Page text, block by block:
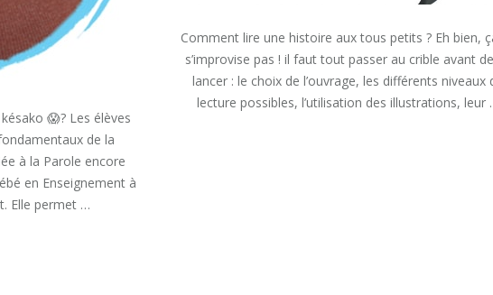
😱? Les élèves
de la
à la Parole encore
en Enseignement à
Elle permet …
Comment lire une histoire aux tous petits ? Eh bien,
s’improvise pas ! il faut tout passer au crible avant
lancer : le choix de l’ouvrage, les différents niveaux
lecture possibles, l’utilisation des illustrations, leur